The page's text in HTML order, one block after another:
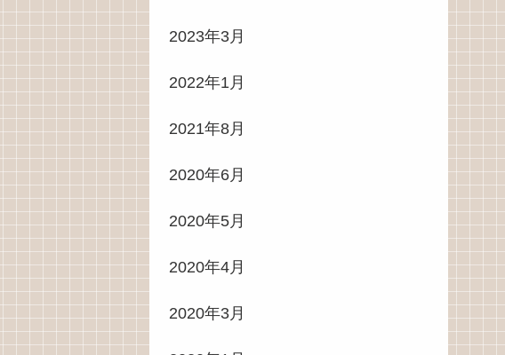
2023年3月
2022年1月
2021年8月
2020年6月
2020年5月
2020年4月
2020年3月